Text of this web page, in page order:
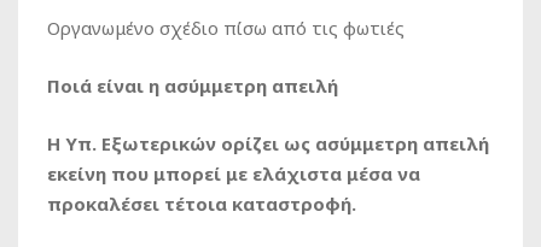
Οργανωμένο σχέδιο πίσω από τις φωτιές
Ποιά είναι η ασύμμετρη απειλή
Η Υπ. Εξωτερικών ορίζει ως ασύμμετρη απειλή
εκείνη που μπορεί με ελάχιστα μέσα να
προκαλέσει τέτοια καταστροφή.